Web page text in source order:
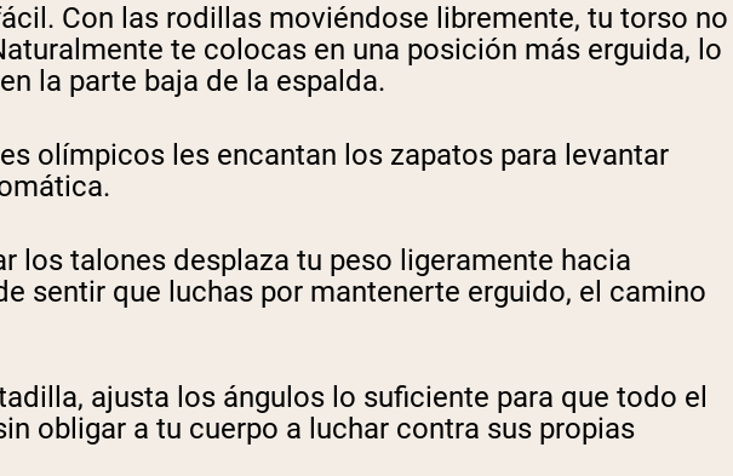
Con las rodillas moviéndose libremente, tu torso no
te colocas en una posición más erguida, lo
la parte baja de la espalda.
olímpicos les encantan los zapatos para levantar
los talones desplaza tu peso ligeramente hacia
sentir que luchas por mantenerte erguido, el camino
ajusta los ángulos lo suficiente para que todo el
obligar a tu cuerpo a luchar contra sus propias